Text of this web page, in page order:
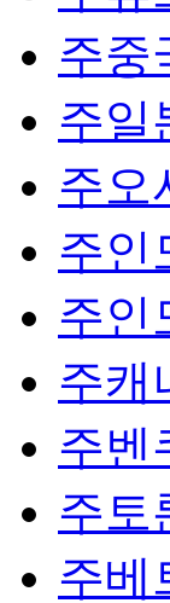
주중
주일
주오
주인
주인
주캐
주벤
주토
주베